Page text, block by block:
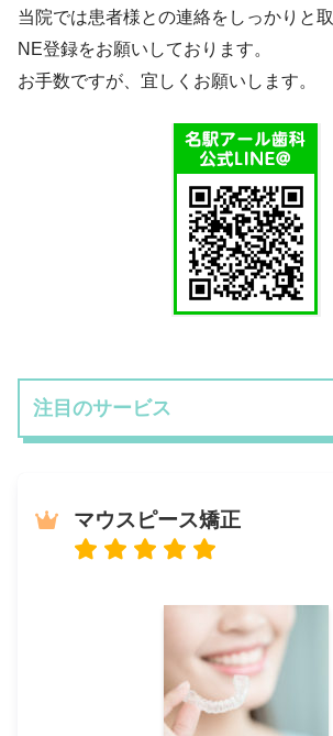
当院では患者様との連絡をしっかりと
NE登録をお願いしております。
お手数ですが、宜しくお願いします。
注目のサービス
マウスピース矯正